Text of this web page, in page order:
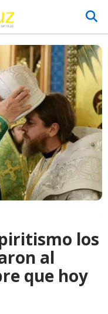
los
al
que hoy